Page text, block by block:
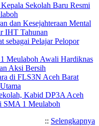
Sekolah Baru Resmi
dan Kesejahteraan Mental
IHT Tahunan
sebagai Pelajar Pelopor
Meulaboh Awali Hardiknas
Aksi Bersih
di FLS3N Aceh Barat
Kabid DP3A Aceh
SMA 1 Meulaboh
:: Selengkapnya